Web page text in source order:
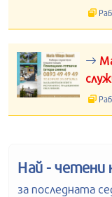
Най - четени
за последната